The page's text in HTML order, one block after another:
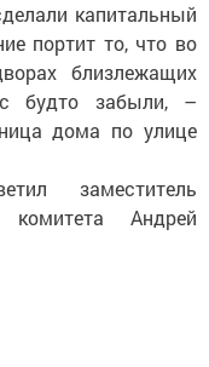
капитальный
портит то, что во
близлежащих
будто забыли, –
дома по улице
заместитель
комитета Андрей